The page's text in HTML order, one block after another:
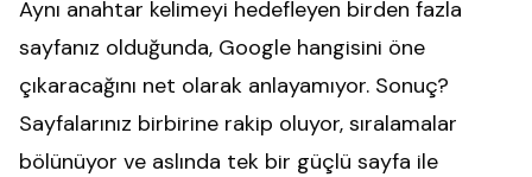
Aynı anahtar kelimeyi hedefleyen birden fazla
sayfanız olduğunda, Google hangisini öne
çıkaracağını net olarak anlayamıyor. Sonuç?
Sayfalarınız birbirine rakip oluyor, sıralamalar
bölünüyor ve aslında tek bir güçlü sayfa ile